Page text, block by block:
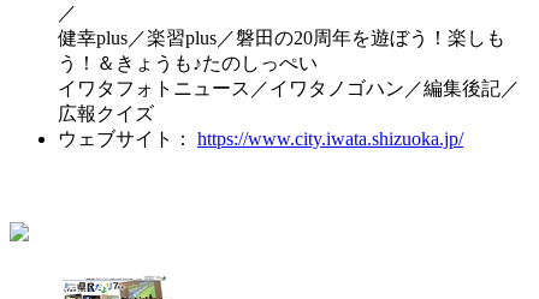
／
健幸plus／楽習plus／磐田の20周年を遊ぼう！楽しも
う！＆きょうも♪たのしっぺい
イワタフォトニュース／イワタノゴハン／編集後記／
広報クイズ
ウェブサイト： https://www.city.iwata.shizuoka.jp/